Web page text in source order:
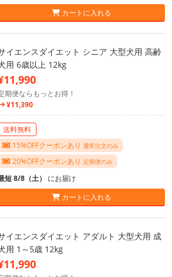
カートに入れる
イエンスダイエット シニア 大型犬用 高齢
用 6歳以上 12kg
期便ならもっとお得！
¥11,390
送料無料
15%OFFクーポンあり 通常注文のみ
20%OFFクーポンあり 定期便のみ
短 8/8（土） にお届け
カートに入れる
イエンスダイエット アダルト 大型犬用 成
用 1～5歳 12kg